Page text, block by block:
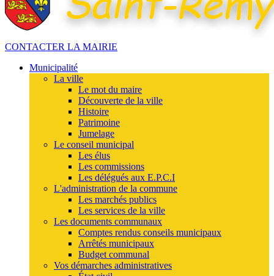
CONTACTER LA MAIRIE
Municipalité
La ville
Le mot du maire
Découverte de la ville
Histoire
Patrimoine
Jumelage
Le conseil municipal
Les élus
Les commissions
Les délégués aux E.P.C.I
L'administration de la commune
Les marchés publics
Les services de la ville
Les documents communaux
Comptes rendus conseils municipaux
Arrêtés municipaux
Budget communal
Vos démarches administratives